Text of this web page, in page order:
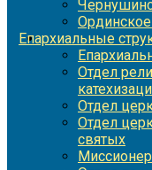
Епархиальные
Отдел
Отдел
Отдел
святых